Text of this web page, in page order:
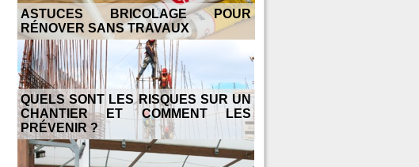
ASTUCES BRICOLAGE POUR
RÉNOVER SANS TRAVAUX
QUELS SONT LES RISQUES SUR UN
CHANTIER ET COMMENT LES
PRÉVENIR ?